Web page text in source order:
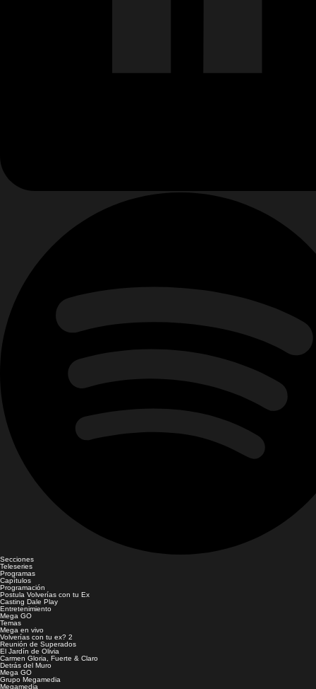
Secciones
Teleseries
Programas
Capítulos
Programación
Postula Volverías con tu Ex
Casting Dale Play
Entretenimiento
Mega GO
Temas
Mega en vivo
Volverías con tu ex? 2
Reunión de Superados
El Jardín de Olivia
Carmen Gloria, Fuerte & Claro
Detrás del Muro
Mega GO
Grupo Megamedia
Megamedia